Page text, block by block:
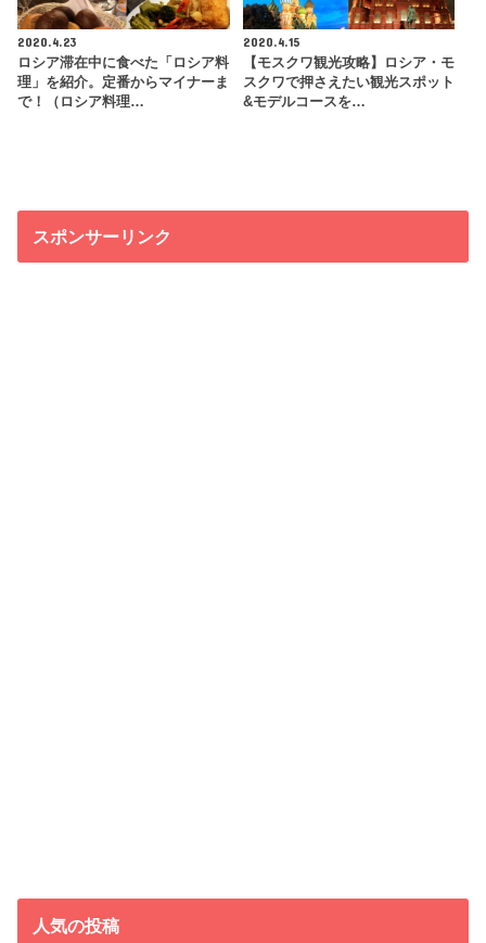
2020.4.23
ロシア滞在中に食べた「ロシア料
理」を紹介。定番からマイナーま
で！（ロシア料理…
2020.4.15
【モスクワ観光攻略】ロシア・モ
スクワで押さえたい観光スポット
&モデルコースを…
スポンサーリンク
人気の投稿